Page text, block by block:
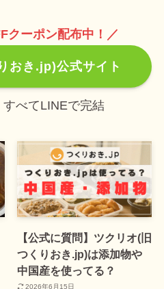
クーポン配布中！／
おき.jp)公式サイト
べてLINEで完結
【公式に質問】ツクリオ(旧
つくりおき.jp)は添加物や
中国産を使ってる？
2026年6月15日